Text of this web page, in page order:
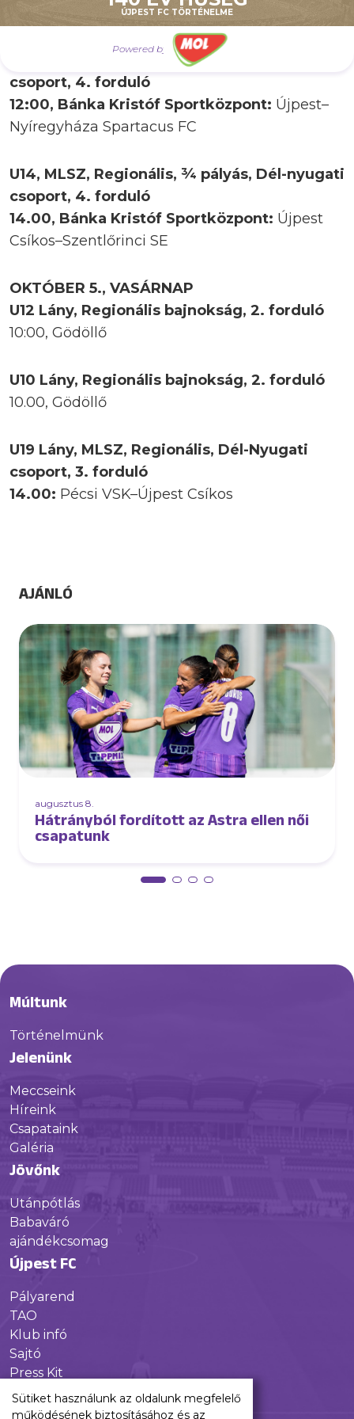
ÚJPEST FC TÖRTÉNELME
Powered by
11:00, Dunakeszi
U16 Lány, MLSZ, Regionális, Észak-keleti
csoport, 4. forduló
12:00, Bánka Kristóf Sportközpont: Újpest–
Nyíregyháza Spartacus FC
U14, MLSZ, Regionális, ¾ pályás, Dél-nyugati
csoport, 4. forduló
14.00, Bánka Kristóf Sportközpont: Újpest
Csíkos–Szentlőrinci SE
OKTÓBER 5., VASÁRNAP
U12 Lány, Regionális bajnokság, 2. forduló
10:00, Gödöllő
U10 Lány, Regionális bajnokság, 2. forduló
10.00, Gödöllő
U19 Lány, MLSZ, Regionális, Dél-Nyugati
csoport, 3. forduló
14.00: Pécsi VSK–Újpest Csíkos
AJÁNLÓ
augusztus 8.
Hátrányból fordított az Astra ellen női
csapatunk
Múltunk
Történelmünk
Jelenünk
Meccseink
Híreink
Csapataink
Galéria
Jövőnk
Utánpótlás
Babaváró
ajándékcsomag
Újpest FC
Pályarend
TAO
Klub infó
Sajtó
Press Kit
Újpest FC Shop
Digitális felületeink
Sütiket használunk az oldalunk megfelelő
működésének biztosításához és az